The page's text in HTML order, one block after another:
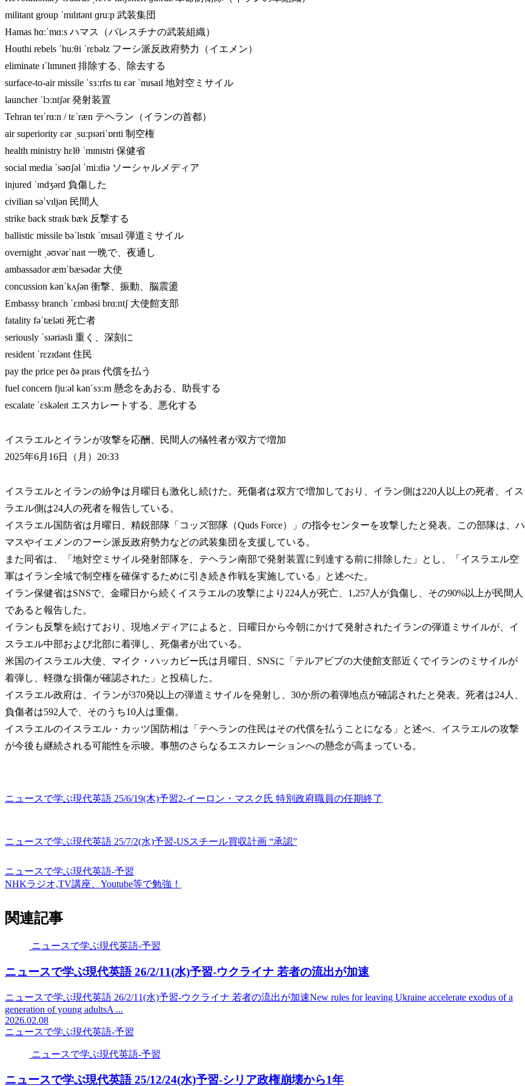
militant group ˈmɪlɪtənt ɡruːp 武装集団
Hamas hɑːˈmɑːs ハマス（パレスチナの武装組織）
Houthi rebels ˈhuːθi ˈrɛbəlz フーシ派反政府勢力（イエメン）
eliminate ɪˈlɪmɪneɪt 排除する、除去する
surface-to-air missile ˈsɜːrfɪs tu ɛər ˈmɪsaɪl 地対空ミサイル
launcher ˈlɔːntʃər 発射装置
Tehran teɪˈrɑːn / tɛˈræn テヘラン（イランの首都）
air superiority ɛər ˌsuːpɪəriˈɒrɪti 制空権
health ministry hɛlθ ˈmɪnɪstri 保健省
social media ˈsəʊʃəl ˈmiːdiə ソーシャルメディア
injured ˈɪndʒərd 負傷した
civilian səˈvɪljən 民間人
strike back straɪk bæk 反撃する
ballistic missile bəˈlɪstɪk ˈmɪsaɪl 弾道ミサイル
overnight ˌəʊvərˈnaɪt 一晩で、夜通し
ambassador æmˈbæsədər 大使
concussion kənˈkʌʃən 衝撃、振動、脳震盪
Embassy branch ˈɛmbəsi brɑːntʃ 大使館支部
fatality fəˈtæləti 死亡者
seriously ˈsɪəriəsli 重く、深刻に
resident ˈrɛzɪdənt 住民
pay the price peɪ ðə praɪs 代償を払う
fuel concern fjuːəl kənˈsɜːrn 懸念をあおる、助長する
escalate ˈɛskəleɪt エスカレートする、悪化する
イスラエルとイランが攻撃を応酬、民間人の犠牲者が双方で増加
2025年6月16日（月）20:33
イスラエルとイランの紛争は月曜日も激化し続けた。死傷者は双方で増加しており、イラン側は220人以上の死者、イス
ラエル側は24人の死者を報告している。
イスラエル国防省は月曜日、精鋭部隊「コッズ部隊（Quds Force）」の指令センターを攻撃したと発表。この部隊は、ハ
マスやイエメンのフーシ派反政府勢力などの武装集団を支援している。
また同省は、「地対空ミサイル発射部隊を、テヘラン南部で発射装置に到達する前に排除した」とし、「イスラエル空
軍はイラン全域で制空権を確保するために引き続き作戦を実施している」と述べた。
イラン保健省はSNSで、金曜日から続くイスラエルの攻撃により224人が死亡、1,257人が負傷し、その90%以上が民間人
であると報告した。
イランも反撃を続けており、現地メディアによると、日曜日から今朝にかけて発射されたイランの弾道ミサイルが、イ
スラエル中部および北部に着弾し、死傷者が出ている。
米国のイスラエル大使、マイク・ハッカビー氏は月曜日、SNSに「テルアビブの大使館支部近くでイランのミサイルが
着弾し、軽微な損傷が確認された」と投稿した。
イスラエル政府は、イランが370発以上の弾道ミサイルを発射し、30か所の着弾地点が確認されたと発表。死者は24人、
負傷者は592人で、そのうち10人は重傷。
イスラエルのイスラエル・カッツ国防相は「テヘランの住民はその代償を払うことになる」と述べ、イスラエルの攻撃
が今後も継続される可能性を示唆。事態のさらなるエスカレーションへの懸念が高まっている。
ニュースで学ぶ現代英語 25/6/19(木)予習2-イーロン・マスク氏 特別政府職員の任期終了
ニュースで学ぶ現代英語 25/7/2(水)予習-USスチール買収計画 “承認”
ニュースで学ぶ現代英語-予習
NHKラジオ,TV講座、Youtube等で勉強！
関連記事
ニュースで学ぶ現代英語-予習
ニュースで学ぶ現代英語 26/2/11(水)予習-ウクライナ 若者の流出が加速
ニュースで学ぶ現代英語 26/2/11(水)予習-ウクライナ 若者の流出が加速New rules for leaving Ukraine accelerate exodus of a
generation of young adultsA ...
2026.02.08
ニュースで学ぶ現代英語-予習
ニュースで学ぶ現代英語-予習
ニュースで学ぶ現代英語 25/12/24(水)予習-シリア政権崩壊から1年